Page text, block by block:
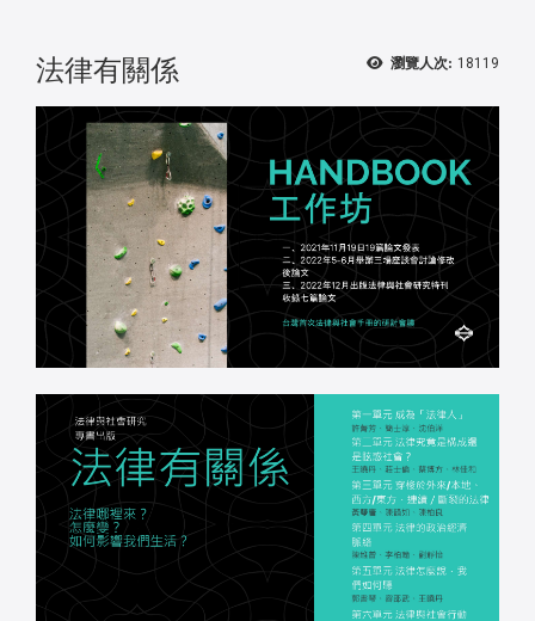
瀏覽人次: 18119
法律有關係